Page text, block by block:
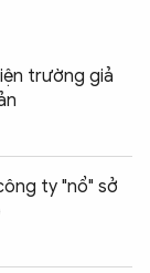
trường giả
ty "nổ" sở